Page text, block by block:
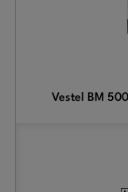
Vestel BM